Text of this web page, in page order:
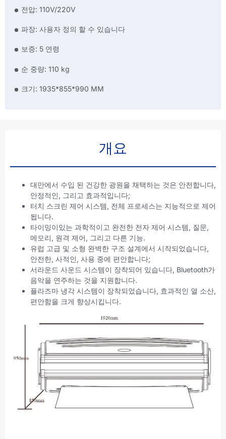
전압: 110V/220V
파장: 사용자 정의 할 수 있습니다
보증: 5 연령
순 중량: 110 kg
크기: 1935*855*990 MM
개요
대만에서 수입 된 건강한 광원을 채택하는 것은 안전합니다,
안정적인, 그리고 효과적입니다;
터치 스크린 제어 시스템, 전체 프로세스는 지능적으로 제어
됩니다.
타이밍이있는 과학적이고 완전한 전자 제어 시스템, 질문,
메모리, 원격 제어, 그리고 다른 기능.
유럽 ​​고급 및 소형 완벽한 구조 설계에서 시작되었습니다,
안전한, 사적인, 사용 중에 편안합니다;
서라운드 사운드 시스템이 장착되어 있습니다, Bluetooth가
음악을 연주하는 것을 지원합니다.
플라즈마 냉각 시스템이 장착되었습니다, 효과적인 열 소산,
편안함을 크게 향상시킵니다.